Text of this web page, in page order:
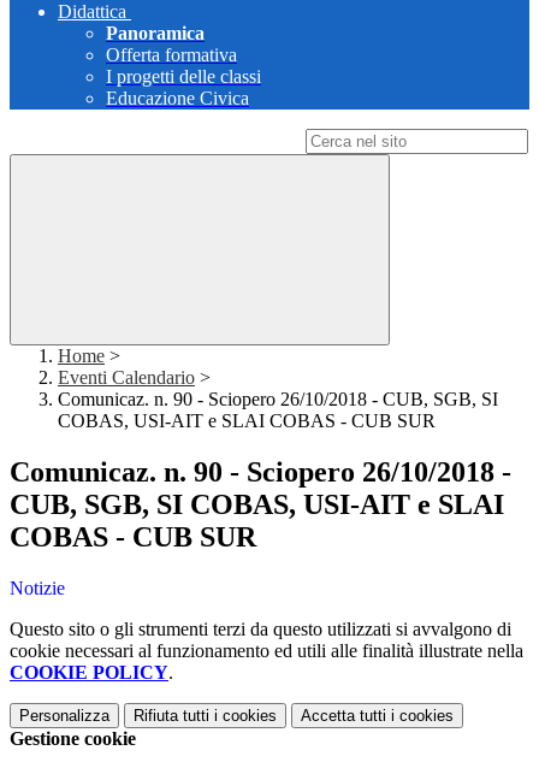
Didattica
Panoramica
Offerta formativa
I progetti delle classi
Educazione Civica
Home >
Eventi Calendario >
Comunicaz. n. 90 - Sciopero 26/10/2018 - CUB, SGB, SI
COBAS, USI-AIT e SLAI COBAS - CUB SUR
Comunicaz. n. 90 - Sciopero 26/10/2018 -
CUB, SGB, SI COBAS, USI-AIT e SLAI
COBAS - CUB SUR
Notizie
Questo sito o gli strumenti terzi da questo utilizzati si avvalgono di
cookie necessari al funzionamento ed utili alle finalità illustrate nella
COOKIE POLICY.
Personalizza Rifiuta tutti i cookies Accetta tutti i cookies
Gestione cookie